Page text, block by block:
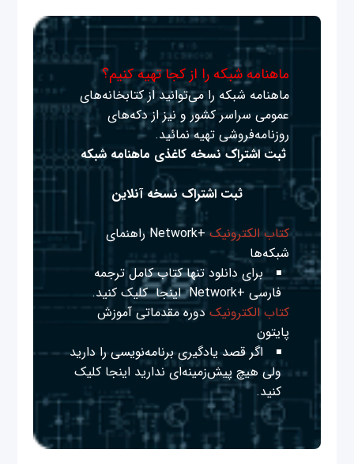
ماهنامه شبکه را از کجا تهیه کنیم؟
ماهنامه شبکه را می‌توانید از کتابخانه‌های
عمومی سراسر کشور و نیز از دکه‌های
روزنامه‌فروشی تهیه نمائید.
ثبت اشتراک نسخه کاغذی ماهنامه شبکه
ثبت اشتراک نسخه آنلاین
کتاب الکترونیک
+Network راهنمای
شبکه‌ها
برای دانلود تنها کتاب کامل ترجمه
فارسی +Network
اینجا کلیک کنید.
کتاب الکترونیک دوره مقدماتی آموزش
پایتون
اگر قصد یادگیری برنامه‌نویسی را دارید
ولی هیچ پیش‌زمینه‌ای نداریداینجا کلیک
کنید.